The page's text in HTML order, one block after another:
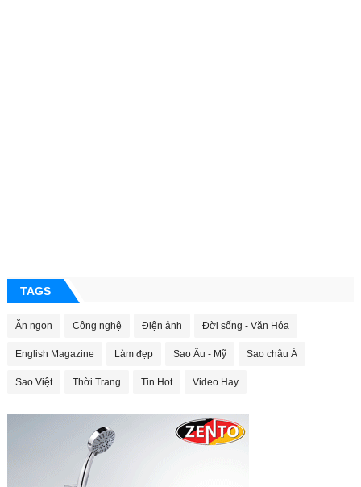
TAGS
Ăn ngon Công nghệ Điện ảnh Đời sống - Văn Hóa
English Magazine Làm đẹp Sao Âu - Mỹ Sao châu Á
Sao Việt Thời Trang Tin Hot Video Hay